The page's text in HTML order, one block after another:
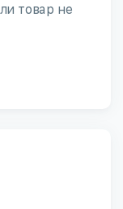
товар не